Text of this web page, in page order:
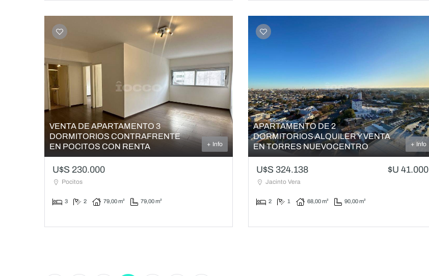
VENTA DE APARTAMENTO 3
DORMITORIOS CONTRAFRENTE
EN POCITOS CON RENTA
+ Info
U$S 230.000
Pocitos
3 2 79,00 m² 79,00 m²
APARTAMENTO DE 2
DORMITORIOS ALQUILER Y VENTA
EN TORRES NUEVOCENTRO
+ Info
U$S 324.138 $U 41.000
Jacinto Vera
2 1 68,00 m² 90,00 m²